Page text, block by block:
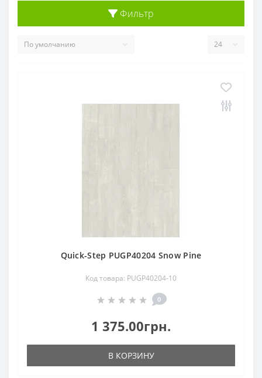
Фильтр
Quick-Step PUGP40204 Snow Pine
Код товара: PUGP40204-10
0
1 375.00грн.
В КОРЗИНУ